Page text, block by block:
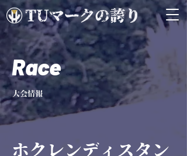
Race
大会情報
ホクレンディスタン